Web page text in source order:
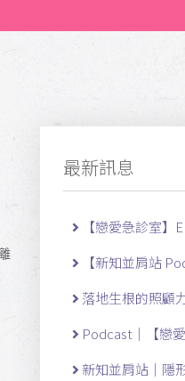
最新訊息
【戀愛急診室】
【新知並肩站
落地生根的照顧
Podcast｜【戀
新知並肩站｜隱